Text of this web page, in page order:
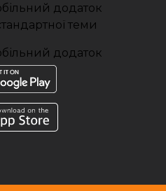
додаток
теми
додаток